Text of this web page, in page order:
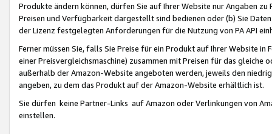
Produkte ändern können, dürfen Sie auf Ihrer Website nur Angaben
Preisen und Verfügbarkeit dargestellt sind bedienen oder (b) Sie
der Lizenz festgelegten Anforderungen für die Nutzung von PA API
Ferner müssen Sie, falls Sie Preise für ein Produkt auf Ihrer Website
einer Preisvergleichsmaschine) zusammen mit Preisen für das
außerhalb der Amazon-Website angeboten werden, jeweils den
angeben, zu dem das Produkt auf der Amazon-Website erhältlich ist.
Sie dürfen keine Partner-Links auf Amazon oder Verlinkungen von
einstellen.